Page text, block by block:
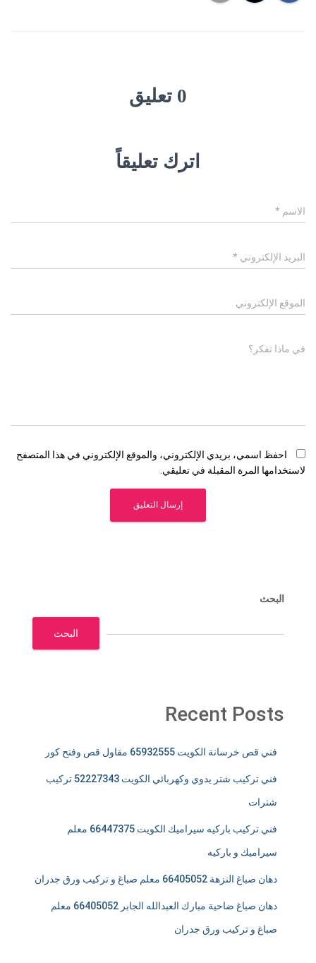
0 تعليق
اترك تعليقاً
الاسم *
البريد الإلكتروني *
الموقع الإلكتروني
في ماذا تفكر؟
احفظ اسمي، بريدي الإلكتروني، والموقع الإلكتروني في هذا المتصفح
لاستخدامها المرة المقبلة في تعليقي.
البحث
البحث
Recent Posts
فني قص خرسانة الكويت 65932555 مقاول قص وفتح كور
فني تركيب شتر يدوي وكهربائي الكويت 52227343 تركيب
شترات
فني تركيب باركيه سيراميك الكويت 66447375 معلم
سيراميك و باركيه
دهان صباغ النزهة 66405052 معلم صباغ و تركيب ورق جدران
دهان صباغ ضاحية مبارك العبدالله الجابر 66405052 معلم
صباغ و تركيب ورق جدران